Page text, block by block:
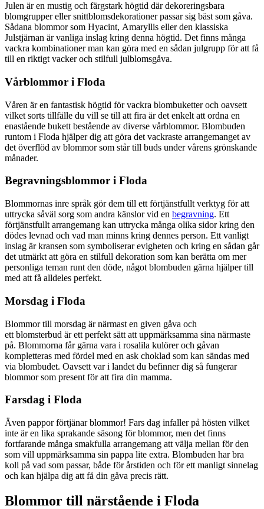
Julen är en mustig och färgstark högtid där dekoreringsbara
blomgrupper eller snittblomsdekorationer passar sig bäst som gåva.
Sådana blommor som Hyacint, Amaryllis eller den klassiska
Julstjärnan är vanliga inslag kring denna högtid. Det finns många
vackra kombinationer man kan göra med en sådan julgrupp för att få
till en riktigt vacker och stilfull julblomsgåva.
Vårblommor i Floda
Våren är en fantastisk högtid för vackra blombuketter och oavsett
vilket sorts tillfälle du vill se till att fira är det enkelt att ordna en
enastående bukett bestående av diverse vårblommor. Blombuden
runtom i Floda hjälper dig att göra det vackraste arrangemanget av
det överflöd av blommor som står till buds under vårens grönskande
månader.
Begravningsblommor i Floda
Blommornas inre språk gör dem till ett förtjänstfullt verktyg för att
uttrycka såväl sorg som andra känslor vid en begravning. Ett
förtjänstfullt arrangemang kan uttrycka många olika sidor kring den
dödes levnad och vad man minns kring dennes person. Ett vanligt
inslag är kransen som symboliserar evigheten och kring en sådan går
det utmärkt att göra en stilfull dekoration som kan berätta om mer
personliga teman runt den döde, något blombuden gärna hjälper till
med att få alldeles perfekt.
Morsdag i Floda
Blommor till morsdag är närmast en given gåva och
ett blomsterbud är ett perfekt sätt att uppmärksamma sina närmaste
på. Blommorna får gärna vara i rosalila kulörer och gåvan
kompletteras med fördel med en ask choklad som kan sändas med
via blombudet. Oavsett var i landet du befinner dig så fungerar
blommor som present för att fira din mamma.
Farsdag i Floda
Även pappor förtjänar blommor! Fars dag infaller på hösten vilket
inte är en lika sprakande säsong för blommor, men det finns
fortfarande många smakfulla arrangemang att välja mellan för den
som vill uppmärksamma sin pappa lite extra. Blombuden har bra
koll på vad som passar, både för årstiden och för ett manligt sinnelag
och kan hjälpa dig att få din gåva precis rätt.
Blommor till närstående i Floda